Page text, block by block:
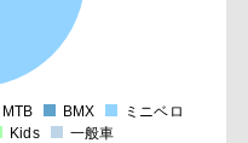
MTB BMX
ミニベロ
Kids 一般車